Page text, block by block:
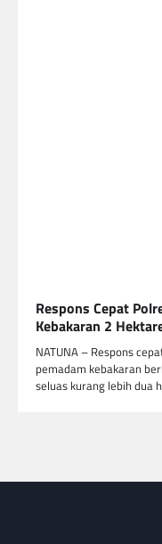
Respons Cepat
Kebakaran 2
NATUNA – Respons
pemadam kebakaran
seluas kurang lebih dua